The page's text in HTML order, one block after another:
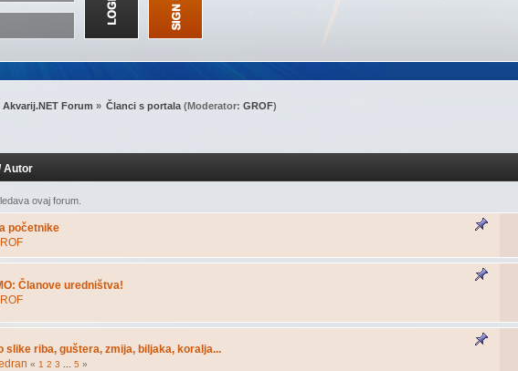
Akvarij.NET Forum » Članci s portala (Moderator:GROF)
Autor
ovaj forum.
početnike
Članove uredništva!
slike riba, guštera, zmija, biljaka, koralja...
« 1 2 3 ...5 »